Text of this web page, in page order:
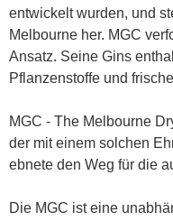
entwickelt wurden, und
Melbourne her. MGC
Ansatz. Seine Gins
Pflanzenstoffe und
MGC - The Melbourne
der mit einem solchen
ebnete den Weg für die
Die MGC ist eine